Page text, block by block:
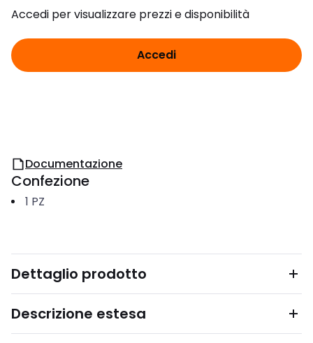
Accedi per visualizzare prezzi e disponibilità
Accedi
Documentazione
Confezione
1 PZ
Dettaglio prodotto
Descrizione estesa